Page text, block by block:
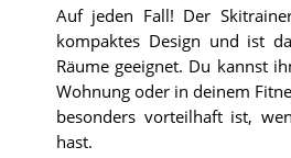
Auf jeden Fall! Der
kompaktes Design und ist
Räume geeignet. Du kannst
Wohnung oder in deinem
besonders vorteilhaft ist,
hast.